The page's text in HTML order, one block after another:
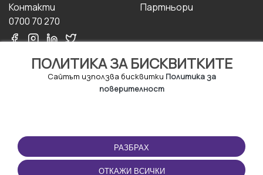
ПОЛИТИКА ЗА БИСКВИТКИТЕ
Сайтът използва бисквитки Политика за
поверителност
РАЗБРАХ
ОТКАЖИ ВСИЧКИ
Контакти
0700 70 270
Партньори
ПОЛЗВАНЕ
Правила и условия за
ползване
ПРИЛОЖЕНИЕТО